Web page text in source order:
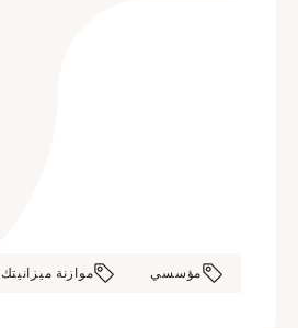
مؤسسي موازنة ميزانيتك